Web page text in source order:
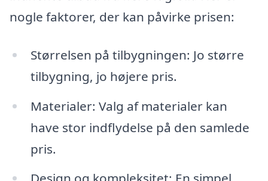
nogle faktorer, der kan påvirke prisen:
Størrelsen på tilbygningen: Jo større
tilbygning, jo højere pris.
Materialer: Valg af materialer kan
have stor indflydelse på den samlede
pris.